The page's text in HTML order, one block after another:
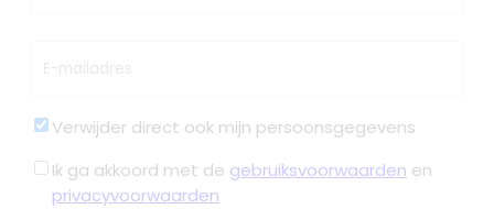
E-mailadres
Verwijder direct ook mijn persoonsgegevens
Ik ga akkoord met de gebruiksvoorwaarden en
privacyvoorwaarden